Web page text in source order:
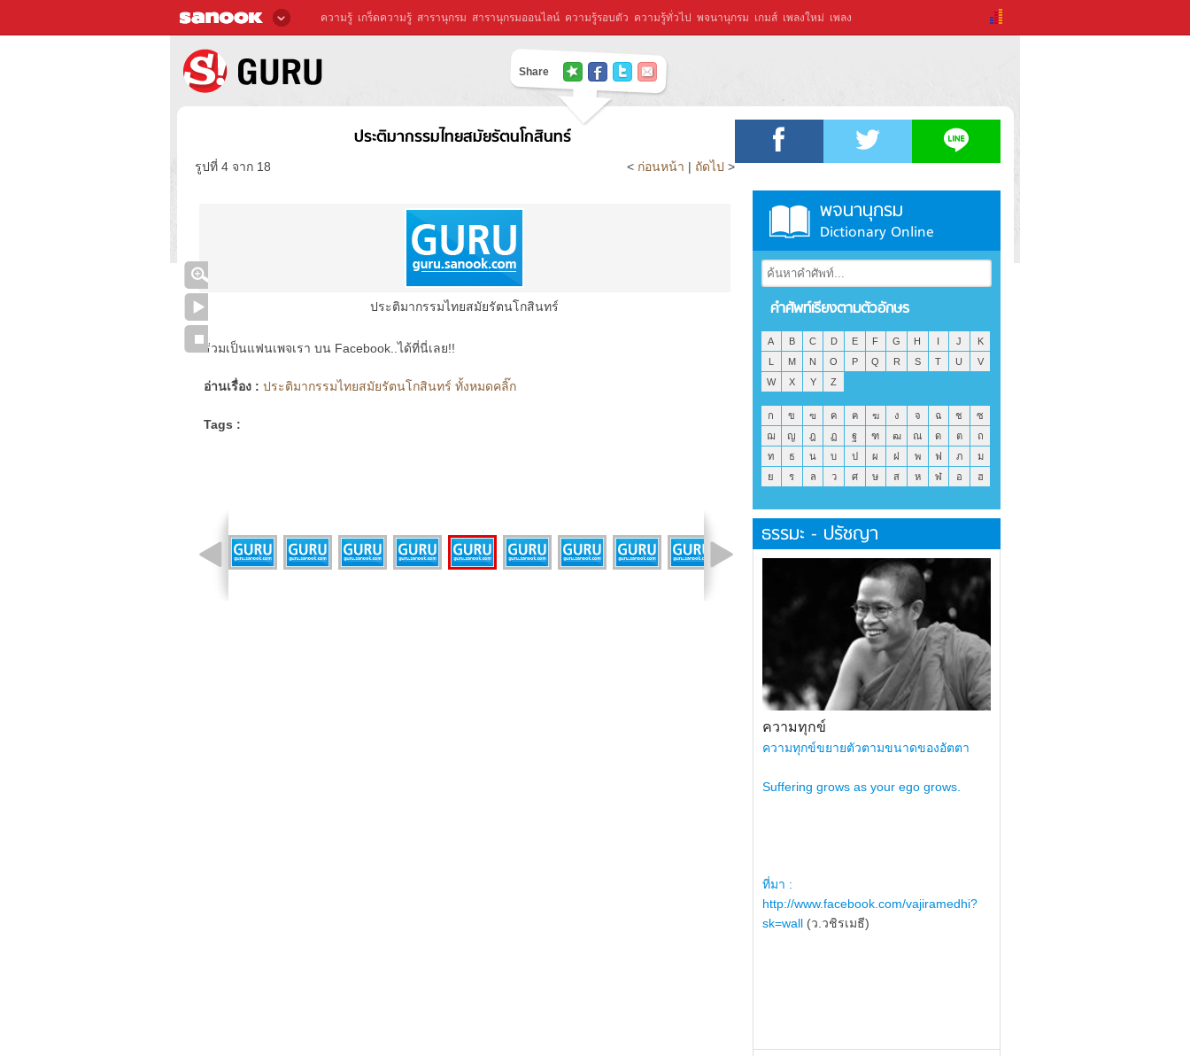
ความรู้ เกร็ดความรู้ สารานุกรม สารานุกรมออนไลน์ ความรู้รอบตัว ความรู้ทั่วไป พจนานุกรม เกมส์ เพลงใหม่ เพลง
Share
ประติมากรรมไทยสมัยรัตนโกสินทร์
รูปที่ 4 จาก 18 < ก่อนหน้า | ถัดไป >
ประติมากรรมไทยสมัยรัตนโกสินทร์
ร่วมเป็นแฟนเพจเรา บน Facebook..ได้ที่นี่เลย!!
อ่านเรื่อง : ประติมากรรมไทยสมัยรัตนโกสินทร์ ทั้งหมดคลิ๊ก
Tags :
พจนานุกรม
Dictionary Online
คำศัพท์เรียงตามตัวอักษร
A B C D E F G H I J
K
L
M N O P Q R S T U
V
W
X Y Z
ก ข ฃ ค ฅ ฆ ง จ ฉ ช
ซ
ฌ
ญ ฎ ฏ ฐ ฑ ฒ ณ ด ต
ถ
ท
ธ น บ ป ผ ฝ พ ฟ ภ
ม
ย
ร ล ว ศ ษ ส ห ฬ อ ฮ
ธรรมะ - ปรัชญา
ความทุกข์
ความทุกข์ขยายตัวตามขนาดของอัตตา
Suffering grows as your ego grows.
ที่มา :
http://www.facebook.com/vajiramedhi?
sk=wall (ว.วชิรเมธี)